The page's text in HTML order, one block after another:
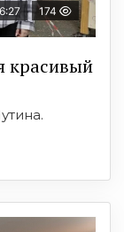
174
красивый